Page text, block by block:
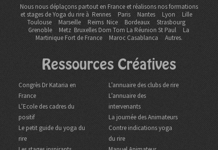
Nous nous déplaçons partout en France et réalisons nos formations
et stages de Yoga du rire à Rennes Paris Nantes Lyon
Lille
Toulouse
Marseille Reims Nice Bordeaux
Strasbourg
Grenoble
Metz Bruxelles Dom TomLa Réunion St Paul
La
Martinique Fort de France
Maroc Casablanca Autres.
Ressources Créatives
Congrès Dr Kataria en
France
L’Ecole des cadres du
positif
Le petit guide du yoga du
rire
L’annuaire des clubs de rire
L’annuaire des
intervenants
La journée des Animateurs
Contre indications yoga
du rire